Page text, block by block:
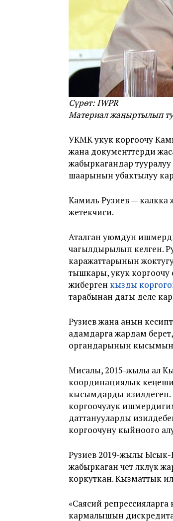
Сүрөт: IWPR
Материал жаңыртылып
УКМК укук коргоочу
жана документтерди
жабыркагандар
шаарынын убактылуу
Камиль Рузиев — калкка
жетекчиси.
Аталган уюмдун
чагылдырылып келген.
каражаттарынын
тышкары, укук коргоочу
жиберген кызды
тарабынан дагы деле
Рузиев жана анын
адамдарга жардам
органдарынын
Мисалы, 2015-жылы ал
координациялык
кысымдарды изилдеген.
коргоочулук
даттанууларды
коргоочуну кыйноого
Рузиев 2019-жылы Ысык-
жабыркаган чет өлкөлүк
коркуткан. Кызматтык
«Саясий
кармалышын